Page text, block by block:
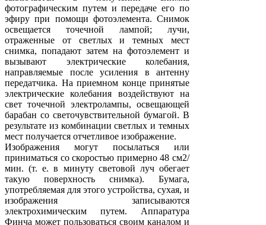
фотографическим путем и передаче его по
эфиру при помощи фотоэлемента. Снимок
освещается точечной лампой; лучи,
отраженные от светлых и темных мест
снимка, попадают затем на фотоэлемент и
вызывают электрические колебания,
направляемые после усиления в антенну
передатчика. На приемном конце принятые
электрические колебания воздействуют на
свет точечной электролампы, освещающей
барабан со светочувствительной бумагой. В
результате из комбинации светлых и темных
мест получается отчетливое изображение.
Изображения могут посылаться или
приниматься со скоростью примерно 48 см2/
мин. (т. е. в минуту световой луч обегает
такую поверхность снимка). Бумага,
употребляемая для этого устройства, сухая, и
изображения записываются
электрохимическим путем. Аппаратура
Финча может пользоваться своим каналом и